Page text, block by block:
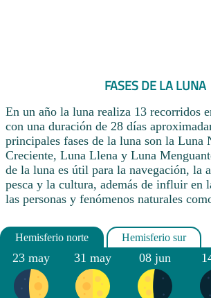
FASES DE LA LUNA
En un año la luna realiza 13 recorridos
con una duración de 28 días
principales fases de la luna son la Luna
Creciente, Luna Llena y Luna
de la luna es útil para la navegación, la
pesca y la cultura, además de influir en
las personas y fenómenos naturales
23 may 31 may 08 jun